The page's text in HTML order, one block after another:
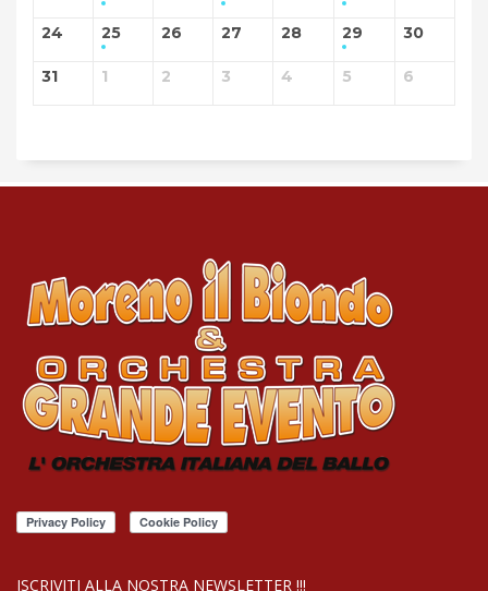
24 25 26 27 28 29 30
31 1 2 3 4 5 6
ISCRIVITI ALLA NOSTRA NEWSLETTER !!!